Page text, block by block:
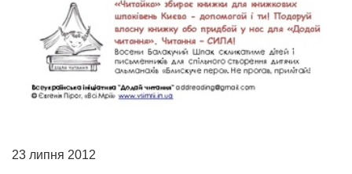
23 липня 2012